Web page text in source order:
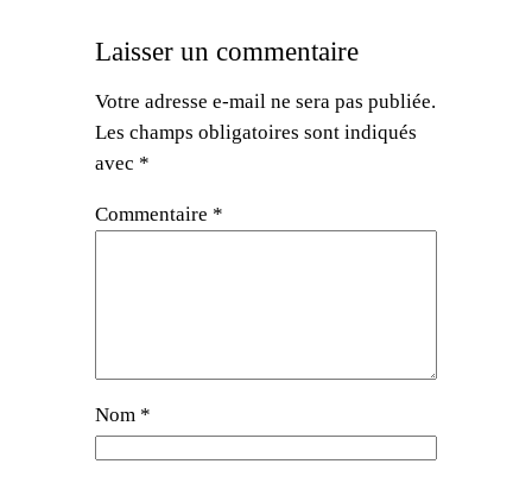
Laisser un commentaire
Votre adresse e-mail ne sera pas publiée.
Les champs obligatoires sont indiqués
avec *
Commentaire *
Nom *